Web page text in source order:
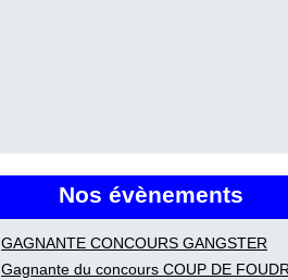
Nos évènements
GAGNANTE CONCOURS GANGSTER
Gagnante du concours COUP DE